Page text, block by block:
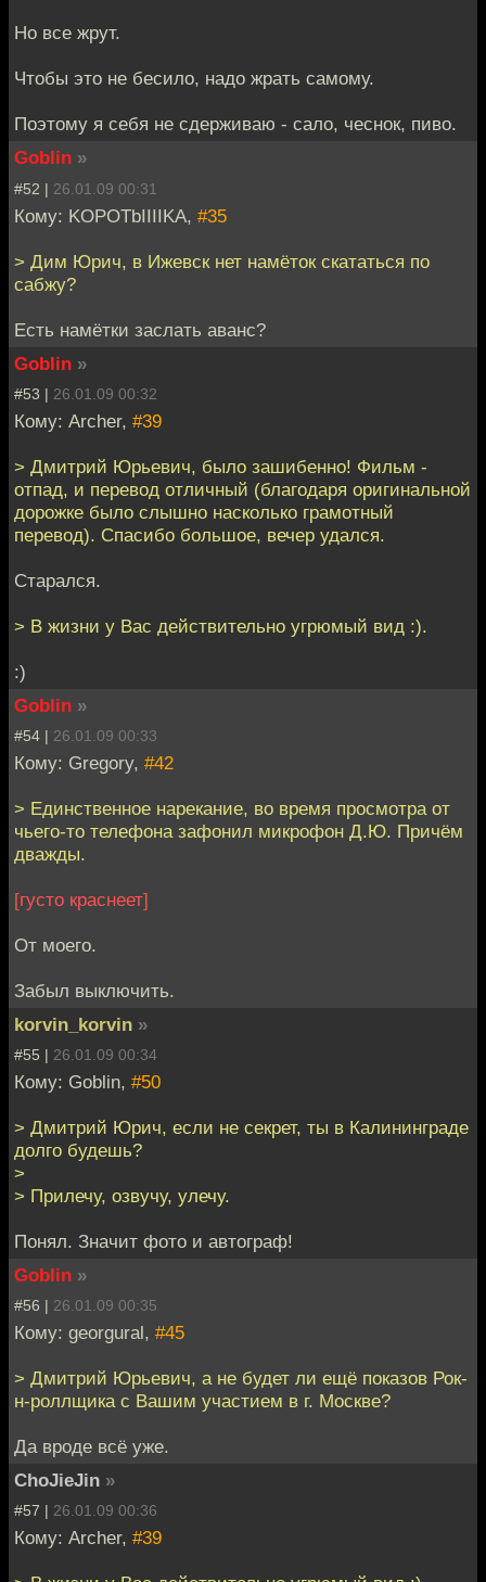
Но все жрут.
Чтобы это не бесило, надо жрать самому.
Поэтому я себя не сдерживаю - сало, чеснок, пиво.
Goblin »
#52 | 26.01.09 00:31
Кому: KOPOTbIIIIKA, #35
> Дим Юрич, в Ижевск нет намёток скататься по
сабжу?
Есть намётки заслать аванс?
Goblin »
#53 | 26.01.09 00:32
Кому: Archer, #39
> Дмитрий Юрьевич, было зашибенно! Фильм -
отпад, и перевод отличный (благодаря оригинальной
дорожке было слышно насколько грамотный
перевод). Спасибо большое, вечер удался.
Старался.
> В жизни у Вас действительно угрюмый вид :).
:)
Goblin »
#54 | 26.01.09 00:33
Кому: Gregory, #42
> Единственное нарекание, во время просмотра от
чьего-то телефона зафонил микрофон Д.Ю. Причём
дважды.
[густо краснеет]
От моего.
Забыл выключить.
korvin_korvin »
#55 | 26.01.09 00:34
Кому: Goblin, #50
> Дмитрий Юрич, если не секрет, ты в Калининграде
долго будешь?
>
> Прилечу, озвучу, улечу.
Понял. Значит фото и автограф!
Goblin »
#56 | 26.01.09 00:35
Кому: georgural, #45
> Дмитрий Юрьевич, а не будет ли ещё показов Рок-
н-роллщика с Вашим участием в г. Москве?
Да вроде всё уже.
ChoJieJin »
#57 | 26.01.09 00:36
Кому: Archer, #39